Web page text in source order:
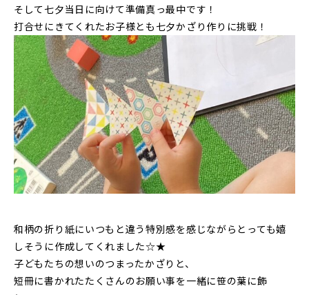
そして七夕当日に向けて準備真っ最中です！
打合せにきてくれたお子様とも七夕かざり作りに挑戦！
和柄の折り紙にいつもと違う特別感を感じながらとっても嬉
しそうに作成してくれました☆★
子どもたちの想いのつまったかざりと、
短冊に書かれたたくさんのお願い事を一緒に笹の葉に飾